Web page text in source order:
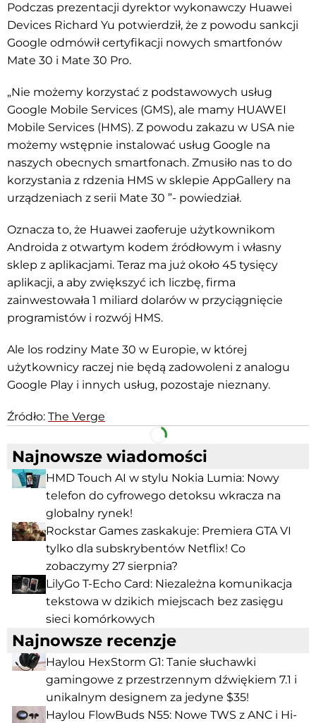
Podczas prezentacji dyrektor wykonawczy Huawei
Devices Richard Yu potwierdził, że z powodu sankcji
Google odmówił certyfikacji nowych smartfonów
Mate 30 i Mate 30 Pro.
„Nie możemy korzystać z podstawowych usług
Google Mobile Services (GMS), ale mamy HUAWEI
Mobile Services (HMS). Z powodu zakazu w USA nie
możemy wstępnie instalować usług Google na
naszych obecnych smartfonach. Zmusiło nas to do
korzystania z rdzenia HMS w sklepie AppGallery na
urządzeniach z serii Mate 30 ”- powiedział.
Oznacza to, że Huawei zaoferuje użytkownikom
Androida z otwartym kodem źródłowym i własny
sklep z aplikacjami. Teraz ma już około 45 tysięcy
aplikacji, a aby zwiększyć ich liczbę, firma
zainwestowała 1 miliard dolarów w przyciągnięcie
programistów i rozwój HMS.
Ale los rodziny Mate 30 w Europie, w której
użytkownicy raczej nie będą zadowoleni z analogu
Google Play i innych usług, pozostaje nieznany.
Źródło: The Verge
Facebook Telegram
Najnowsze wiadomości
HMD Touch AI w stylu Nokia Lumia: Nowy
telefon do cyfrowego detoksu wkracza na
globalny rynek!
Rockstar Games zaskakuje: Premiera GTA VI
tylko dla subskrybentów Netflix! Co
zobaczymy 27 sierpnia?
LilyGo T-Echo Card: Niezależna komunikacja
tekstowa w dzikich miejscach bez zasięgu
sieci komórkowych
Najnowsze recenzje
Haylou HexStorm G1: Tanie słuchawki
gamingowe z przestrzennym dźwiękiem 7.1 i
unikalnym designem za jedyne $35!
Haylou FlowBuds N55: Nowe TWS z ANC i Hi-